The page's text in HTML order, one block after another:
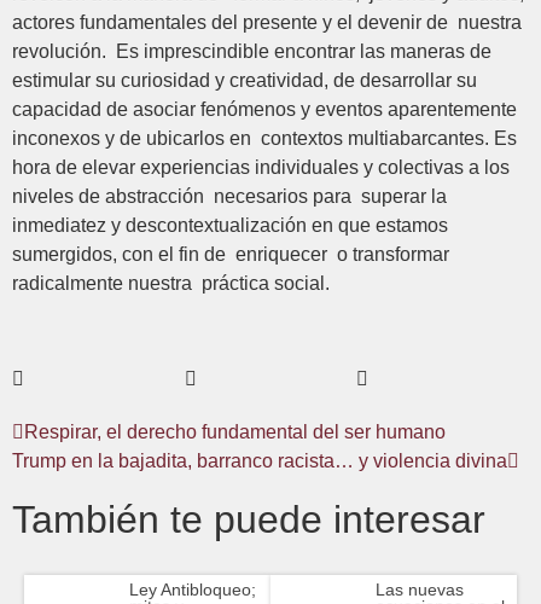
actores fundamentales del presente y el devenir de nuestra
revolución. Es imprescindible encontrar las maneras de
estimular su curiosidad y creatividad, de desarrollar su
capacidad de asociar fenómenos y eventos aparentemente
inconexos y de ubicarlos en contextos multiabarcantes. Es
hora de elevar experiencias individuales y colectivas a los
niveles de abstracción necesarios para superar la
inmediatez y descontextualización en que estamos
sumergidos, con el fin de enriquecer o transformar
radicalmente nuestra práctica social.
Respirar, el derecho fundamental del ser humano
Trump en la bajadita, barranco racista… y violencia divina
También te puede interesar
Ley Antibloqueo;
Las nuevas